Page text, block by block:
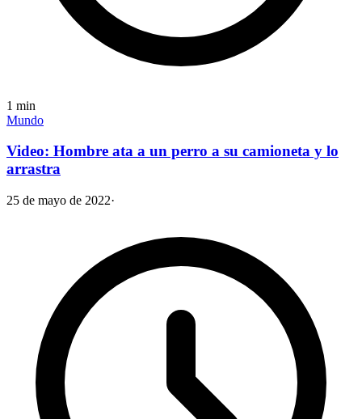
1 min
Mundo
Video: Hombre ata a un perro a su camioneta y lo
arrastra
25 de mayo de 2022·